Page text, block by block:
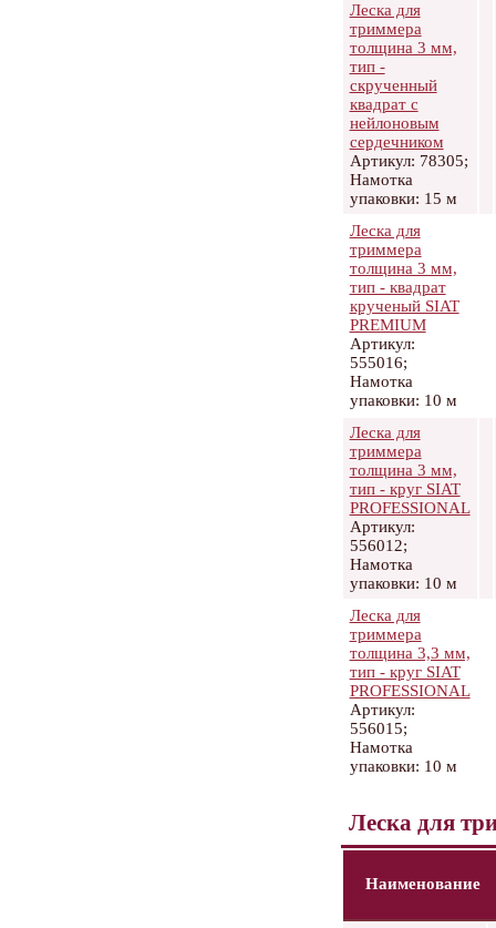
Леска для
триммера
толщина 3 мм,
тип -
скрученный
квадрат с
нейлоновым
сердечником
Артикул: 78305;
Намотка
упаковки: 15 м
Леска для
триммера
толщина 3 мм,
тип - квадрат
крученый SIAT
PREMIUM
Артикул:
555016;
Намотка
упаковки: 10 м
Леска для
триммера
толщина 3 мм,
тип - круг SIAT
PROFESSIONAL
Артикул:
556012;
Намотка
упаковки: 10 м
Леска для
триммера
толщина 3,3 мм,
тип - круг SIAT
PROFESSIONAL
Артикул:
556015;
Намотка
упаковки: 10 м
Леска для
Наименование